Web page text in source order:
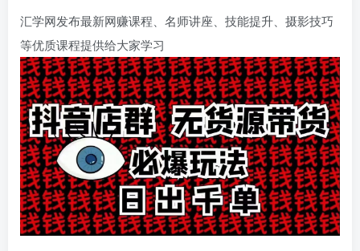
汇学网发布最新网赚课程、名师讲座、技能提升、摄影技巧
等优质课程提供给大家学习